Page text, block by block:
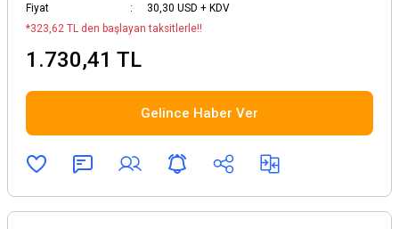
Fiyat
30,30 USD + KDV
*323,62 TL den başlayan taksitlerle!!
1.730,41 TL
Gelince Haber Ver